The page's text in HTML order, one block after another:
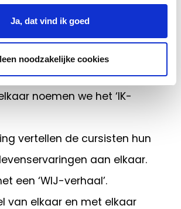
Ja, dat vind ik goed
noodzakelijke cookies
krijgen over hun leven?
je jouw eigen ervaringen aan
vertellen?
noemen we het ‘IK-
vertellen de cursisten hun
aan elkaar.
een ‘WIJ-verhaal’.
van elkaar en met elkaar